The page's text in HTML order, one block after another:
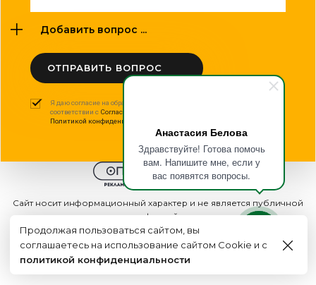
Анастасия Белова
Здравствуйте! Готова помочь
вам. Напишите мне, если у
вас появятся вопросы.
Добавить вопрос ...
ОТПРАВИТЬ ВОПРОС
Я даю согласие на обработку моих персональных данных в
соответствии с Согласием на обработку персональных данных
Политикой конфиденциальности
Сайт носит информационный характер и не является публичной
офертой
2015 - 2026г. © ООО "Оптполиграф".
Создание сайта
Продолжая пользоваться сайтом, вы
соглашаетесь на использование сайтом Cookie и с
политикой конфиденциальности